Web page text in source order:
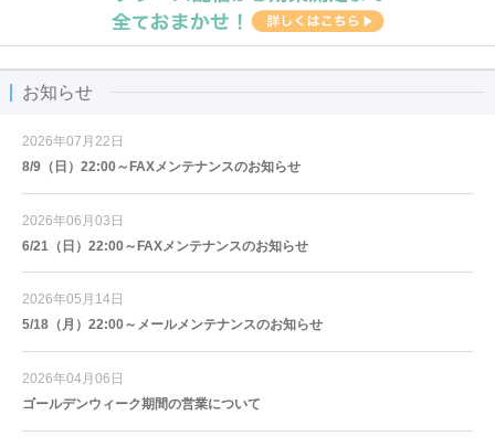
お知らせ
2026年07月22日
8/9（日）22:00～FAXメンテナンスのお知らせ
2026年06月03日
6/21（日）22:00～FAXメンテナンスのお知らせ
2026年05月14日
5/18（月）22:00～メールメンテナンスのお知らせ
2026年04月06日
ゴールデンウィーク期間の営業について